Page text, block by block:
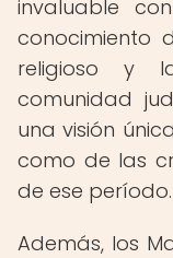
invaluable
conocimiento
religioso y
comunidad
una visión
como de las
de ese período.
Además, los